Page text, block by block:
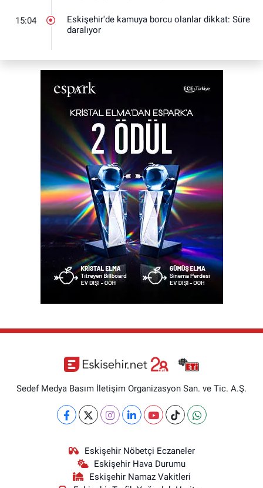
15:04
Eskişehir'de kamuya borcu olanlar dikkat: Süre
daralıyor
Sedef Medya Basım İletişim Organizasyon San. ve Tic. A.Ş.
Eskişehir Nöbetçi Eczaneler
Eskişehir Hava Durumu
Eskişehir Namaz Vakitleri